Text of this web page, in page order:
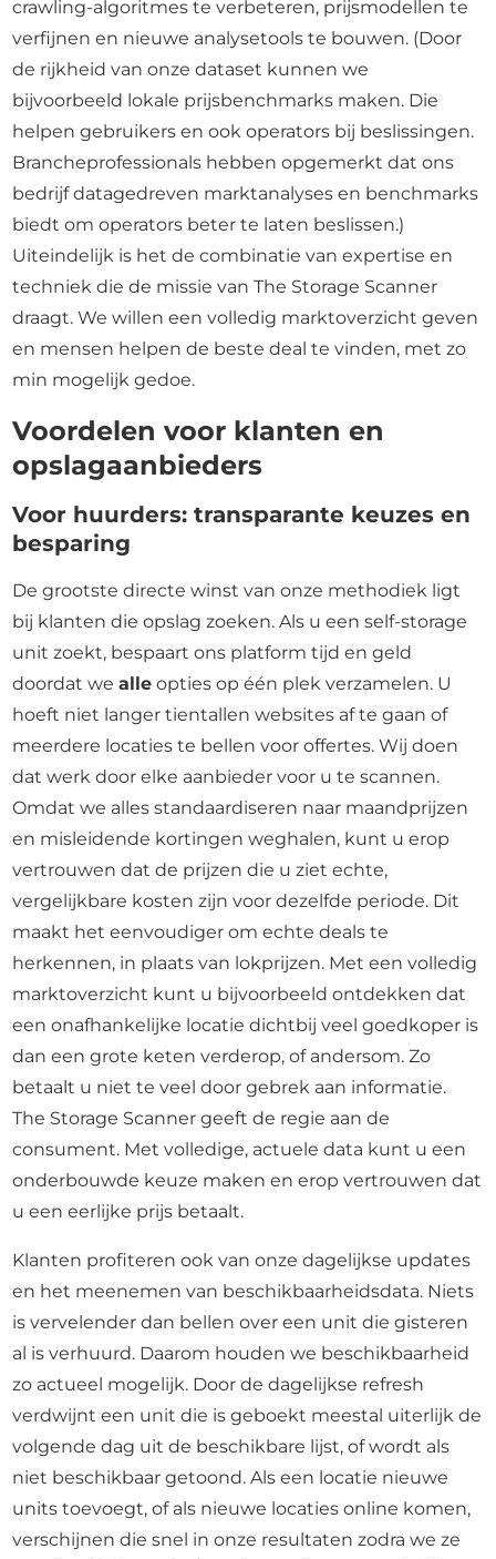
crawling-algoritmes te verbeteren, prijsmodellen te
verfijnen en nieuwe analysetools te bouwen. (Door
de rijkheid van onze dataset kunnen we
bijvoorbeeld lokale prijsbenchmarks maken. Die
helpen gebruikers en ook operators bij beslissingen.
Brancheprofessionals hebben opgemerkt dat ons
bedrijf datagedreven marktanalyses en benchmarks
biedt om operators beter te laten beslissen.)
Uiteindelijk is het de combinatie van expertise en
techniek die de missie van The Storage Scanner
draagt. We willen een volledig marktoverzicht geven
en mensen helpen de beste deal te vinden, met zo
min mogelijk gedoe.
Voordelen voor klanten en
opslagaanbieders
Voor huurders: transparante keuzes en
besparing
De grootste directe winst van onze methodiek ligt
bij klanten die opslag zoeken. Als u een self-storage
unit zoekt, bespaart ons platform tijd en geld
doordat wealle opties op één plek verzamelen. U
hoeft niet langer tientallen websites af te gaan of
meerdere locaties te bellen voor offertes. Wij doen
dat werk door elke aanbieder voor u te scannen.
Omdat we alles standaardiseren naar maandprijzen
en misleidende kortingen weghalen, kunt u erop
vertrouwen dat de prijzen die u ziet echte,
vergelijkbare kosten zijn voor dezelfde periode. Dit
maakt het eenvoudiger om echte deals te
herkennen, in plaats van lokprijzen. Met een volledig
marktoverzicht kunt u bijvoorbeeld ontdekken dat
een onafhankelijke locatie dichtbij veel goedkoper is
dan een grote keten verderop, of andersom. Zo
betaalt u niet te veel door gebrek aan informatie.
The Storage Scanner geeft de regie aan de
consument. Met volledige, actuele data kunt u een
onderbouwde keuze maken en erop vertrouwen dat
u een eerlijke prijs betaalt.
Klanten profiteren ook van onze dagelijkse updates
en het meenemen van beschikbaarheidsdata. Niets
is vervelender dan bellen over een unit die gisteren
al is verhuurd. Daarom houden we beschikbaarheid
zo actueel mogelijk. Door de dagelijkse refresh
verdwijnt een unit die is geboekt meestal uiterlijk de
volgende dag uit de beschikbare lijst, of wordt als
niet beschikbaar getoond. Als een locatie nieuwe
units toevoegt, of als nieuwe locaties online komen,
verschijnen die snel in onze resultaten zodra we ze